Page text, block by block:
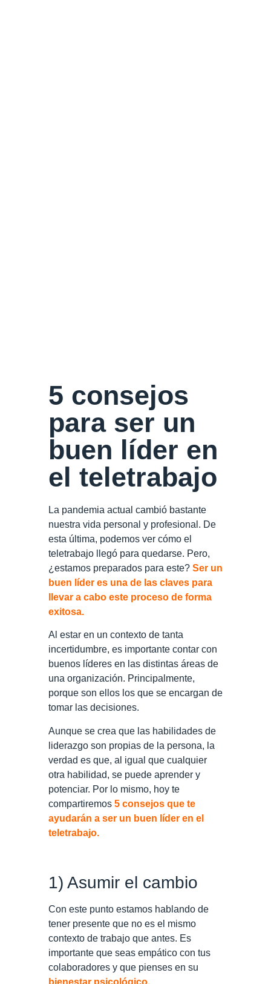
5 consejos
para ser un
buen líder en
el teletrabajo
La pandemia actual cambió bastante
nuestra vida personal y profesional. De
esta última, podemos ver cómo el
teletrabajo llegó para quedarse. Pero,
¿estamos preparados para este? Ser un
buen líder es una de las claves para
llevar a cabo este proceso de forma
exitosa.
Al estar en un contexto de tanta
incertidumbre, es importante contar con
buenos líderes en las distintas áreas de
una organización. Principalmente,
porque son ellos los que se encargan de
tomar las decisiones.
Aunque se crea que las habilidades de
liderazgo son propias de la persona, la
verdad es que, al igual que cualquier
otra habilidad, se puede aprender y
potenciar. Por lo mismo, hoy te
compartiremos 5 consejos que te
ayudarán a ser un buen líder en el
teletrabajo.
1) Asumir el cambio
Con este punto estamos hablando de
tener presente que no es el mismo
contexto de trabajo que antes. Es
importante que seas empático con tus
colaboradores y que pienses en su
bienestar psicológico.